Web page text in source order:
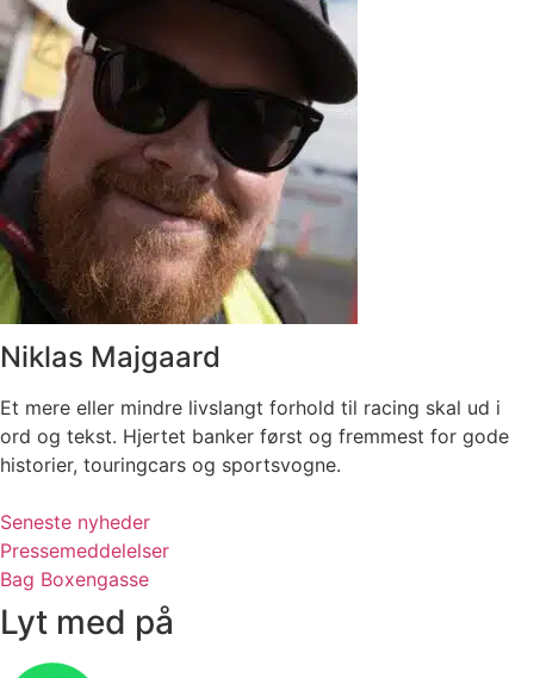
Niklas Majgaard
Et mere eller mindre livslangt forhold til racing skal ud i
ord og tekst. Hjertet banker først og fremmest for gode
historier, touringcars og sportsvogne.
Seneste nyheder
Pressemeddelelser
Bag Boxengasse
Lyt med på